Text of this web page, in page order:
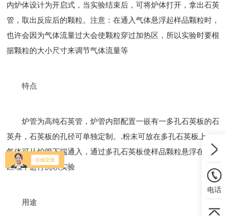
内炉体设计为开启式，当实验结束后，可将炉体打开，拿出石英
管，取出反应后的颗粒。注意：在通入气体悬浮起样品颗粒时，
也许会因为气体流量过大会使颗粒穿过加热区，所以实验时要根
据颗粒的大小尺寸来调节气体流量等
特点
炉管为高纯石英管，炉管内部配置一嵌有一多孔石英板的石
英舟，石英板的孔径可单独定制。.粉末可放在多孔石英板上，
气体可从炉管下端通入，通过多孔石英板使样品颗粒悬浮在加热
区域，进行沉积实验
用途
电话